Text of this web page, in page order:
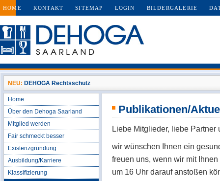
HOME KONTAKT SITEMAP LOGIN BILDERGALERIE
NEU: DEHOGA Rechtsschutz
Home
Über den Dehoga Saarland
Mitglied werden
Fair schmeckt besser
Existenzgründung
Ausbildung/Karriere
Klassifizierung
Publikationen/
Liebe Mitglieder, liebe
wir wünschen Ihnen ein
freuen uns, wenn wir mit
um 16 Uhr darauf anstoßen